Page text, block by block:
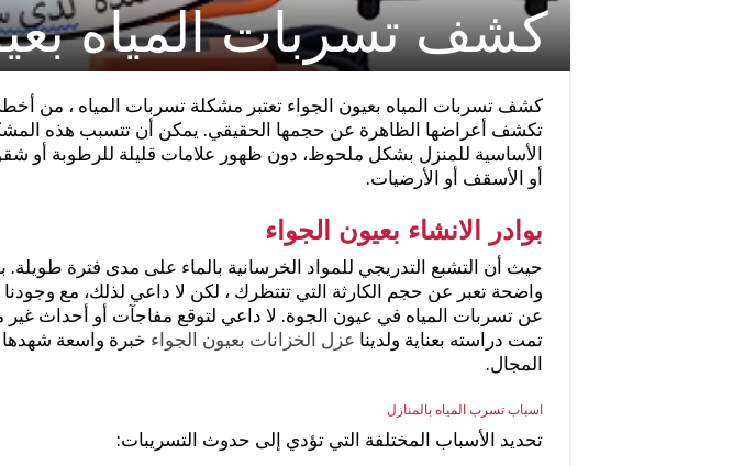
كشف تسربات المياه
كشف تسربات المياه بعيون الجواء تعتبر مشكلة تسربات المياه ، من
تكشف أعراضها الظاهرة عن حجمها الحقيقي. يمكن أن تتسبب هذه
الأساسية للمنزل بشكل ملحوظ، دون ظهور علامات قليلة للرطوبة أو
أو الأسقف أو الأرضيات.
بوادر الانشاء بعيون الجواء
حيث أن التشبع التدريجي للمواد الخرسانية بالماء على مدى فترة
واضحة تعبر عن حجم الكارثة التي تنتظرك ، لكن لا داعي لذلك، مع
عن تسربات المياه في عيون الجوة. لا داعي لتوقع مفاجآت أو أحداث
تمت دراسته بعناية ولدينا عزل الخزانات بعيون الجواء خبرة واسعة شهدها
المجال.
اسباب تسرب المياه بالمنازل
تحديد الأسباب المختلفة التي تؤدي إلى حدوث التسريبات: